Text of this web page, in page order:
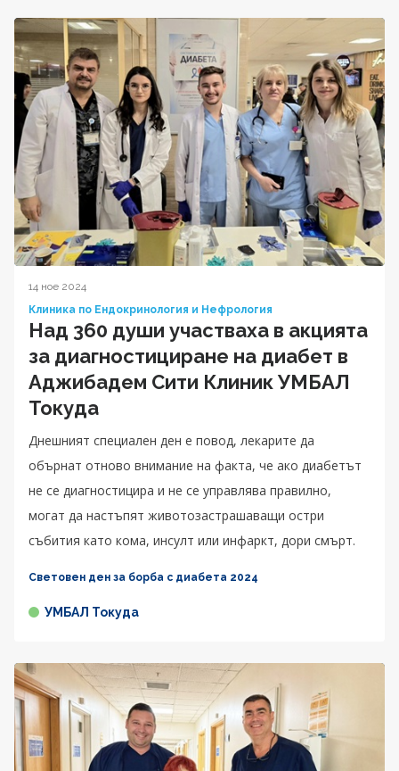
14 ное 2024
Клиника по Ендокринология и Нефрология
Над 360 души участваха в акцията
за диагностициране на диабет в
Аджибадем Сити Клиник УМБАЛ
Токуда
Днешният специален ден е повод, лекарите да
обърнат отново внимание на факта, че ако диабетът
не се диагностицира и не се управлява правилно,
могат да настъпят животозастрашаващи остри
събития като кома, инсулт или инфаркт, дори смърт.
Световен ден за борба с диабета 2024
УМБАЛ Токуда